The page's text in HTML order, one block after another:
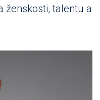
ženskosti, talentu a